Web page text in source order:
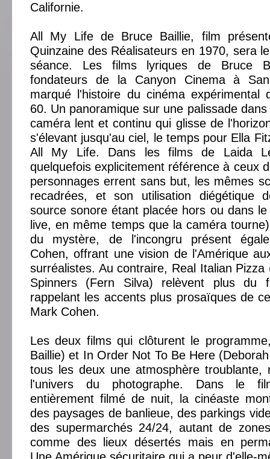
Californie.
All My Life de Bruce Baillie, film
Quinzaine des Réalisateurs en 1970, sera
séance. Les films lyriques de Bruce
fondateurs de la Canyon Cinema à
marqué l'histoire du cinéma expérimental
60. Un panoramique sur une palissade
caméra lent et continu qui glisse de
s'élevant jusqu'au ciel, le temps pour Ella
All My Life. Dans les films de Laida
quelquefois explicitement référence à ceux
personnages errent sans but, les mêmes
recadrées, et son utilisation diégétique
source sonore étant placée hors ou dans
live, en même temps que la caméra
du mystère, de l'incongru présent
Cohen, offrant une vision de l'Amérique
surréalistes. Au contraire, Real Italian
Spinners (Fern Silva) relèvent plus du
rappelant les accents plus prosaïques de
Mark Cohen.
Les deux films qui clôturent le
Baillie) et In Order Not To Be Here
tous les deux une atmosphère troublante,
l'univers du photographe. Dans le
entièrement filmé de nuit, la cinéaste
des paysages de banlieue, des parkings
des supermarchés 24/24, autant de
comme des lieux désertés mais en